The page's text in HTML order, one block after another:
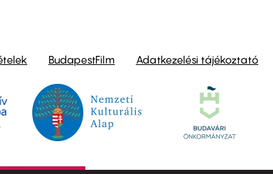
BudapestFilm Adatkezelési tájékoztató